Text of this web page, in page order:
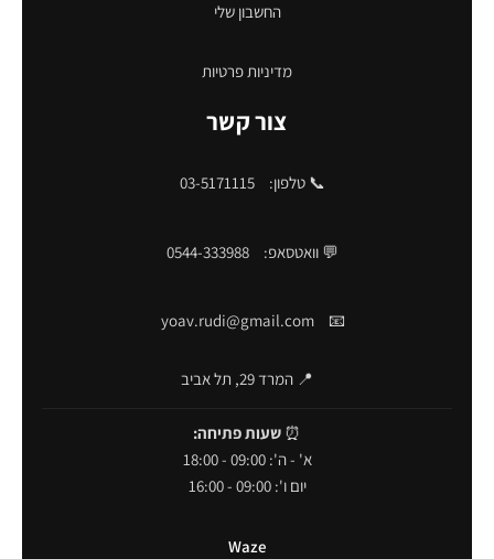
החשבון שלי
מדיניות פרטיות
צור קשר
📞 טלפון: 03-5171115
💬 וואטסאפ: 0544-333988
📧
yoav.rudi@gmail.com
📍 המרד 29, תל אביב
⏰ שעות פתיחה:
א' - ה': 09:00 - 18:00
יום ו': 09:00 - 16:00
Waze